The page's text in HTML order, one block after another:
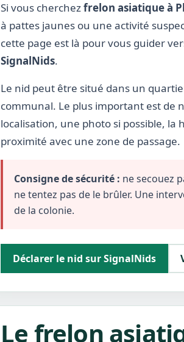
Si vous cherchezfrelon asiatique à
à pattes jaunes ou une activité
cette page est là pour vous guider
SignalNids.
Le nid peut être situé dans un
communal. Le plus important est de
localisation, une photo si possible, la
proximité avec une zone de passage.
Consigne de sécurité : ne secouez
ne tentez pas de le brûler. Une
de la colonie.
Déclarer le nid sur SignalNids
Le frelon